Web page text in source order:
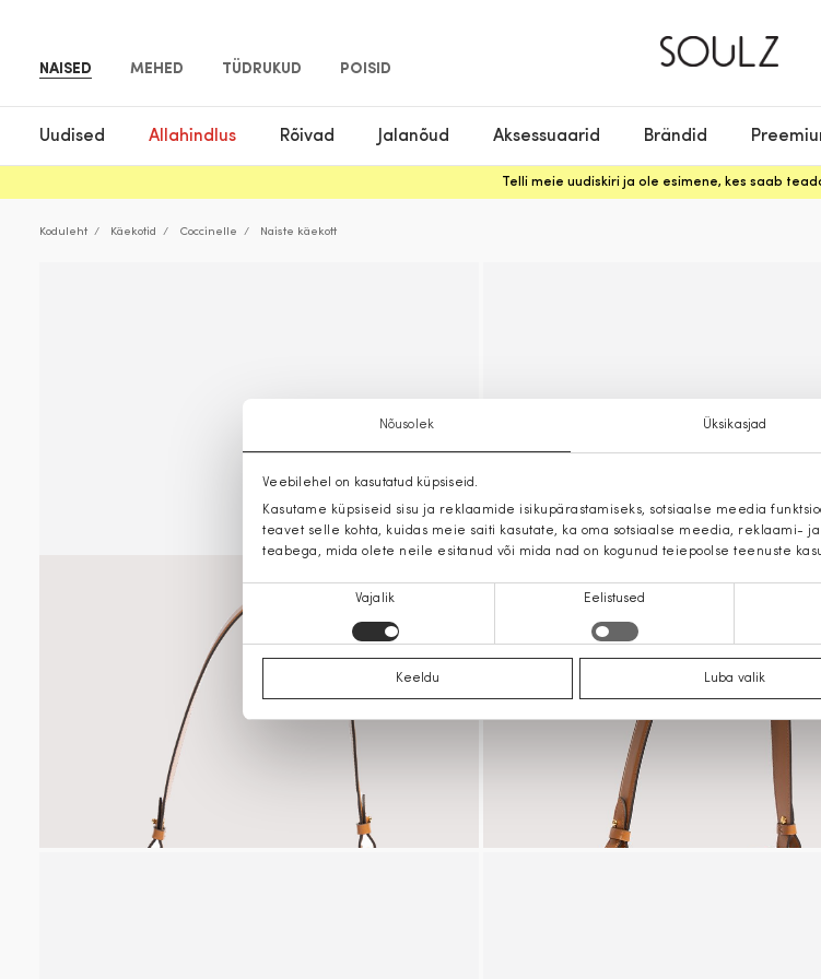
Nõusolek Üksikasjad
Veebilehel on kasutatud küpsiseid.
Kasutame küpsiseid sisu ja reklaamide isikupärastamiseks, sotsiaalse meedia
teavet selle kohta, kuidas meie saiti kasutate, ka oma sotsiaalse meedia, reklaami-
teabega, mida olete neile esitanud või mida nad on kogunud teiepoolse teenuste
Vajalik Eelistused
Keeldu Luba valik
NAISED MEHED TÜDRUKUD POISID
Uudised Allahindlus Rõivad Jalanõud Aksessuaarid Brändid
Telli meie uudiskiri ja ole esimene, kes saab
Koduleht Käekotid Coccinelle Naiste käekott